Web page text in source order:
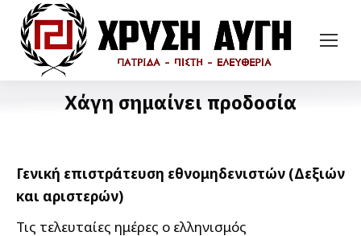
Χάγη σημαίνει προδοσία
Γενική επιστράτευση εθνομηδενιστών (Δεξιών
και αριστερών)
Τις τελευταίες ημέρες ο ελληνισμός